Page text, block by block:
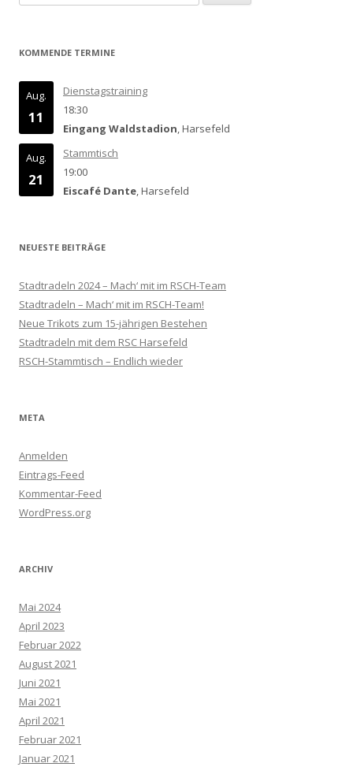
nach:
KOMMENDE TERMINE
Aug.
11
Dienstagstraining
18:30
Eingang Waldstadion, Harsefeld
Aug.
21
Stammtisch
19:00
Eiscafé Dante, Harsefeld
NEUESTE BEITRÄGE
Stadtradeln 2024 – Mach‘ mit im RSCH-Team
Stadtradeln – Mach‘ mit im RSCH-Team!
Neue Trikots zum 15-jährigen Bestehen
Stadtradeln mit dem RSC Harsefeld
RSCH-Stammtisch – Endlich wieder
META
Anmelden
Eintrags-Feed
Kommentar-Feed
WordPress.org
ARCHIV
Mai 2024
April 2023
Februar 2022
August 2021
Juni 2021
Mai 2021
April 2021
Februar 2021
Januar 2021